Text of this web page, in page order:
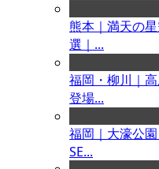
熊本｜満天の
選｜...
福岡・柳川｜
登場...
福岡｜大濠公
SE...